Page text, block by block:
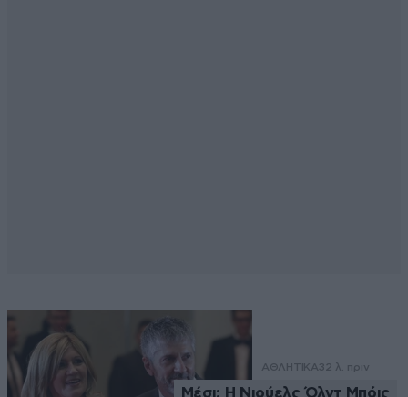
ΑΘΛΗΤΙΚΑ32 λ. πριν
Μέσι: Η Νιούελς Όλντ Μπόις